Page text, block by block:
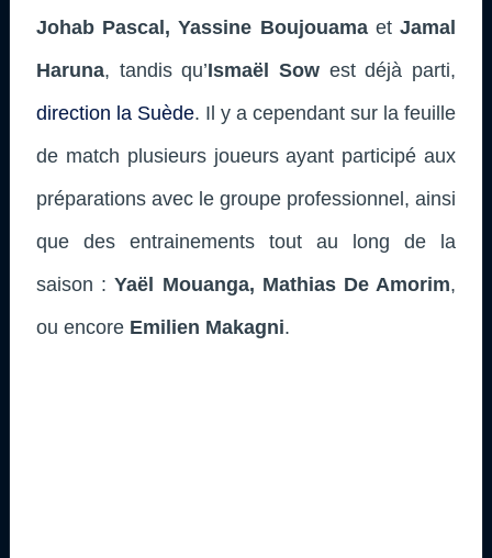
Johab Pascal, Yassine BoujouamaetJamal
Haruna, tandis qu’Ismaël Sow est déjà parti,
direction la Suède. Il y a cependant sur la feuille
de match plusieurs joueurs ayant participé aux
préparations avec le groupe professionnel, ainsi
que des entrainements tout au long de la
saison :Yaël Mouanga, Mathias De Amorim,
ou encore Emilien Makagni.